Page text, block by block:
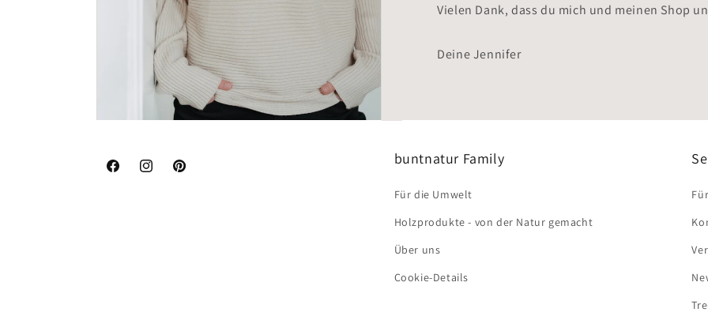
Vielen Dank, dass du mich und meinen Shop
Deine Jennifer
FacebookInstagramPinterest
buntnatur Family
Für die Umwelt
Holzprodukte - von der Natur gemacht
Über uns
Cookie-Details